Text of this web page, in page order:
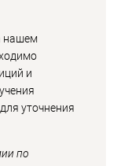
нашем
и
уточнения
по